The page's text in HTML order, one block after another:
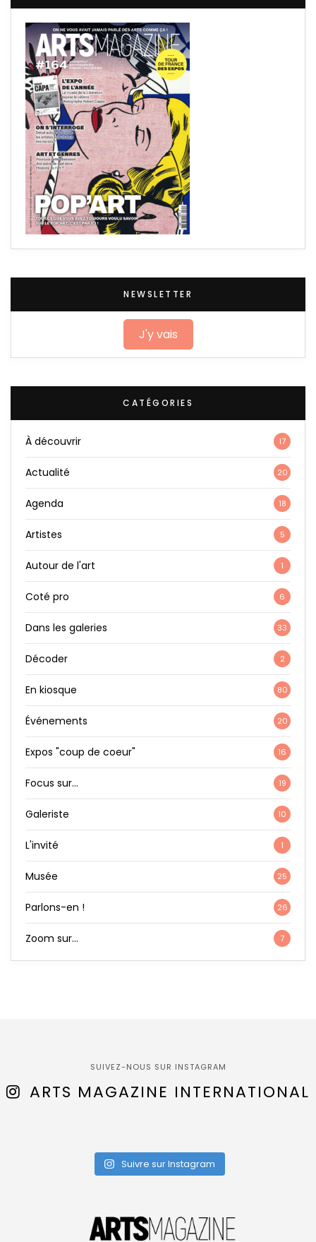
NEWSLETTER
J'y vais
CATÉGORIES
À découvrir 17
Actualité 20
Agenda 18
Artistes 5
Autour de l'art 1
Coté pro 6
Dans les galeries 33
Décoder 2
En kiosque 80
Événements 20
Expos "coup de coeur" 16
Focus sur… 19
Galeriste 10
L'invité 1
Musée 25
Parlons-en ! 26
Zoom sur… 7
SUIVEZ-NOUS SUR INSTAGRAM
ARTS MAGAZINE INTERNATIONAL
Suivre sur Instagram